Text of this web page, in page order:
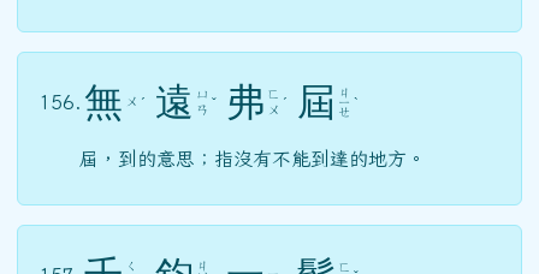
156. 無 ㄨ ˊ 遠 ㄩ
ㄢ ˇ 弗 ㄈ
ㄨ ˊ 屆 ㄐ
ㄧ
ㄝ
ˋ
屆，到的意思；指沒有不能到達的地方。
ㄑ ㄐ
ㄈ